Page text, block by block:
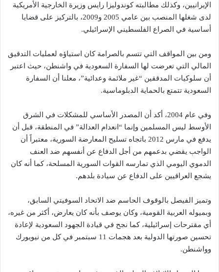
الإيرانيين، وكذلك مطالبته كوندوليزا رايس وزيرة الخارجية الأمريكية
لدى شغلها المنصب بين عامي 2005 و2009، بالتركيز على قضايا
أساسية في الصراع الفلسطيني الإسرائيلي.
ومن بين المواقف التي تتسم بالصرامة كان استياؤه لعمليات التدقيق
المالي التي تعرضت لها السفارة السعودية في واشنطن، حيث اعتبر
أن سلوكيات المدققين “غير ملائمة وعدائية”، معلنا أن السفارة
السعودية تتمتع بالحماية الدبلوماسية.
وفي عام 2004، أكد أن المصدر الأساسي للمشكلات في الشرق
الأوسط ليس المسلمين وإنما “انعدام العدالة” في المنطقة، قبل أن
يدفع في مارس 2012 باتجاه تسليح المعارضة السورية، معتبراً أن
الواجب يقضي بدعمهم من أجل الدفاع عن أنفسهم ضد العنف
الدموي اليومي الذي تمارسه القوات السورية المسلحة، كما أنه كان
يشجع العراقيين على الدفاع عن سيادة بلدهم.
وتميز الفيصل بالوقوف الحاسم ضد الاتحاد السوفيتي السابق،
وبميوله العربية القومية، وكان يوصف بأنه كان يعارض، أكثر من غيره،
أي مقترحات إسرائيلية، كما نجح في قيادة الجهود السعودية لإعادة
تحسين صورتها الدولية بعد هجمات 11 سبتمبر في كل من نيويورك
وواشنطن.